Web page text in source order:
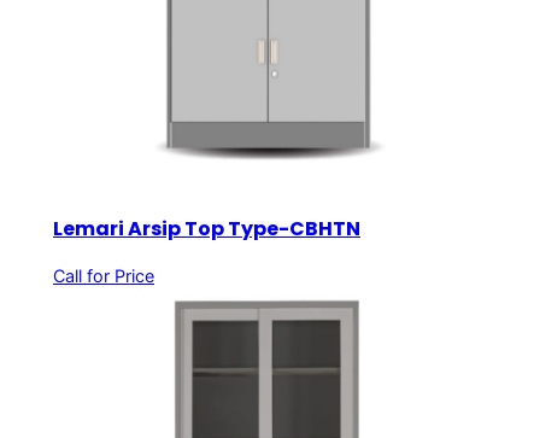
Lemari Arsip Top Type-CBHTN
Call for Price